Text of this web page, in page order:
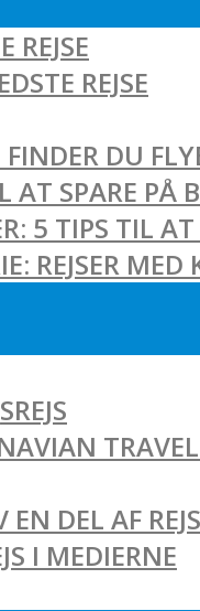
REJSE
REJSE
DU
AT SPARE PÅ
5 TIPS TIL
REJSER
DEL AF
I MEDIERNE